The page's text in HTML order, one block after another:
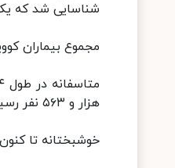
شناسایی شد که یک هزار و ۹۷۵ نفر از
مجموع بیماران کووید۱۹ در کشور به ۶ میلیون و ۴۴۶ هزار و ۴۰۴
هزار و ۵۶۳ نفر رسید.
خوشبختانه تا کنون ۶ میلیون و ۱۱۵ هزار و ۱۳۴ نفر از بیماران، بهبود یافته و یا از بیمارستانها ترخیص شده اند.